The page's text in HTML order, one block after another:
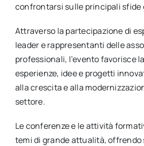
confrontarsi sulle principali sfide
Attraverso la partecipazione di
leader e rappresentanti delle
professionali, l’evento favorisce
esperienze, idee e progetti
alla crescita e alla
settore.
Le conferenze e le attività
temi di grande attualità,